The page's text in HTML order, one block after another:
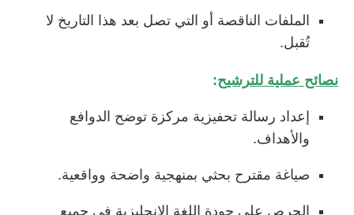
الملفات الناقصة أو التي تصل بعد هذا التاريخ لا
تُقبل.
نصائح عملية للترشيح:
إعداد رسالة تحفيزية مركزة توضح الدوافع
والأهداف.
صياغة مقترح بحثي بمنهجية واضحة وواقعية.
الحرص على جودة اللغة الإنجليزية في جميع